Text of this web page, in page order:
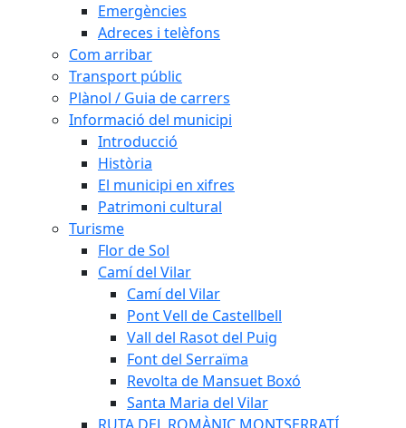
Emergències
Adreces i telèfons
Com arribar
Transport públic
Plànol / Guia de carrers
Informació del municipi
Introducció
Història
El municipi en xifres
Patrimoni cultural
Turisme
Flor de Sol
Camí del Vilar
Camí del Vilar
Pont Vell de Castellbell
Vall del Rasot del Puig
Font del Serraïma
Revolta de Mansuet Boxó
Santa Maria del Vilar